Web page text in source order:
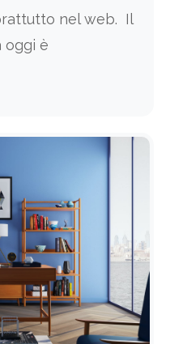
nel web. Il
oggi è